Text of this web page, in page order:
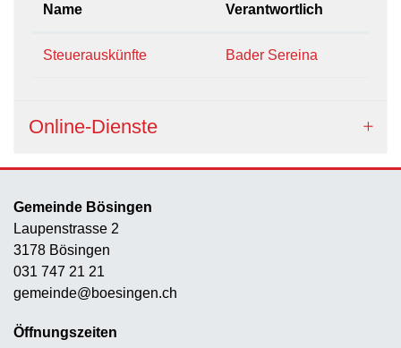
Name Verantwortlich
Steuerauskünfte Bader Sereina
Online-Dienste
Gemeinde Bösingen
Laupenstrasse 2
3178 Bösingen
031 747 21 21
gemeinde@boesingen.ch
Öffnungszeiten